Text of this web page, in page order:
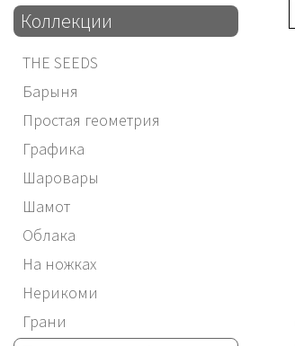
Коллекции
THE SEEDS
Барыня
Простая геометрия
Графика
Шаровары
Шамот
Облака
На ножках
Нерикоми
Грани